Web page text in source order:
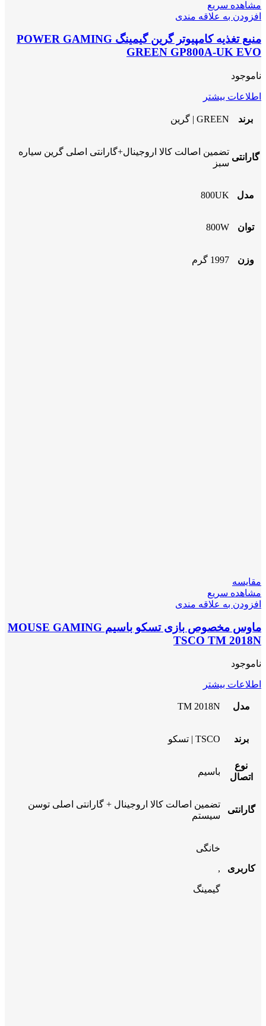
مشاهده سریع
افزودن به علاقه مندی
منبع تغذیه کامپیوتر گرین گیمینگ POWER GAMING
GREEN GP800A-UK EVO
ناموجود
اطلاعات بیشتر
برند GREEN | گرین
گارانتی
تضمین اصالت کالا اروجینال+گارانتی اصلی گرین سیاره
سبز
مدل 800UK
توان 800W
وزن 1997 گرم
مقایسه
مشاهده سریع
افزودن به علاقه مندی
ماوس مخصوص بازی تسکو باسیم MOUSE GAMING
TSCO TM 2018N
ناموجود
اطلاعات بیشتر
مدل TM 2018N
برند TSCO | تسکو
نوع
اتصال
باسیم
گارانتی
تضمین اصالت کالا اروجینال + گارانتی اصلی توسن
سیستم
کاربری
خانگی
,
گیمینگ